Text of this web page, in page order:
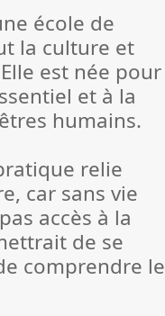
école de
la culture et
est née pour
et à la
humains.
relie
car sans vie
accès à la
de se
comprendre le